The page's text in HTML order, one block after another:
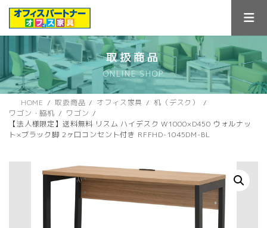
ス
キ
ン
に
取扱商品
ONLINE SHOP
HOME 取扱商品 オフィス家具
机（デスク）
ワゴン・脇机
ワゴン
【法人様限定】送料無料 リスム ハイデスク W1000×D450 ウォルナッ
ト×ブラック脚 2ヶ口コンセント付き RFFHD-1045DM-BL